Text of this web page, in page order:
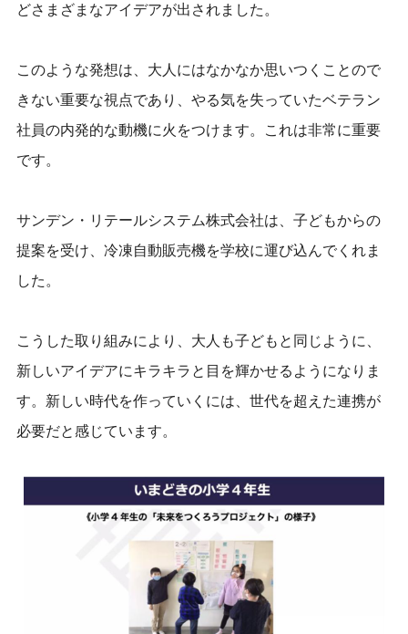
どさまざまなアイデアが出されました。
このような発想は、大人にはなかなか思いつくことので
き ない重要な視点であり、やる気を失っていたベテラン
社員の内発的な動機に火をつけます。これは非常に重要
です。
サンデン・リテールシステム株式会社は、子どもからの
提案を受け、冷凍自動販売機を学校に運び込んでくれま
した。
こうした取り組みにより、大人も子どもと同じように、
新しいアイデアにキラキラと目を輝かせるようになりま
す。新しい時代を作っていくには、世代を超えた連携が
必要だと感じています。